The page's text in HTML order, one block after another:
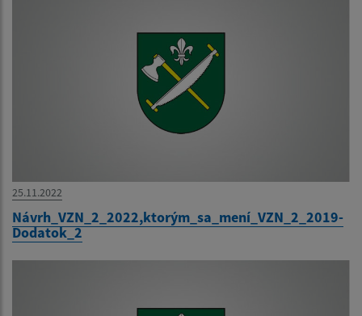
25.11.2022
Návrh_VZN_2_2022,ktorým_sa_mení_VZN_2_2019-
Dodatok_2